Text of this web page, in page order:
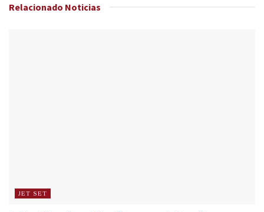
Relacionado Noticias
JET SET